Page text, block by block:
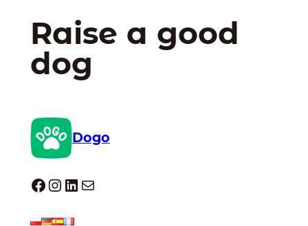
Raise a good
dog
Dogo
Dogo facebook InstagramLinkedIn E-mail